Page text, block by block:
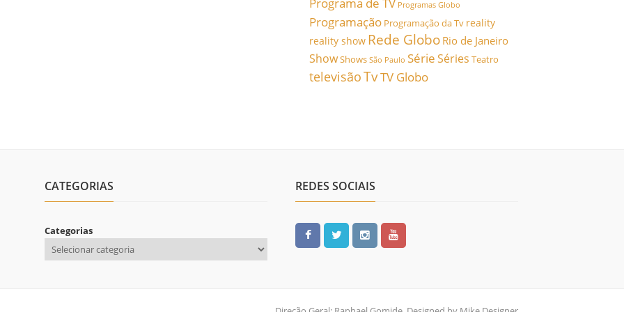
Programas Globo
Programação Programação da Tv reality
reality show Rede Globo Rio de Janeiro
ShowShows São Paulo SérieSéries Teatro
televisãoTvTV Globo
CATEGORIAS
Categorias
REDES SOCIAIS